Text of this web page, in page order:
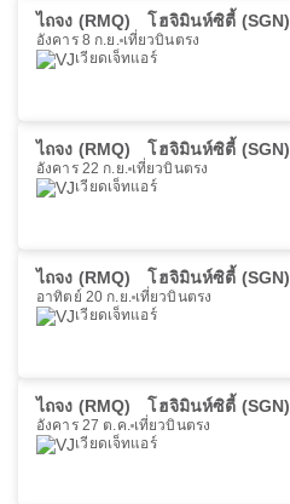
ไถจง (RMQ) โฮจิมินห์ซิตี้ (SGN)
อังคาร 8 ก.ย. เที่ยวบินตรง
เวียดเจ็ทแอร์
ไถจง (RMQ) โฮจิมินห์ซิตี้ (SGN)
อังคาร 22 ก.ย. เที่ยวบินตรง
เวียดเจ็ทแอร์
ไถจง (RMQ) โฮจิมินห์ซิตี้ (SGN)
อาทิตย์ 20 ก.ย. เที่ยวบินตรง
เวียดเจ็ทแอร์
ไถจง (RMQ) โฮจิมินห์ซิตี้ (SGN)
อังคาร 27 ต.ค. เที่ยวบินตรง
เวียดเจ็ทแอร์